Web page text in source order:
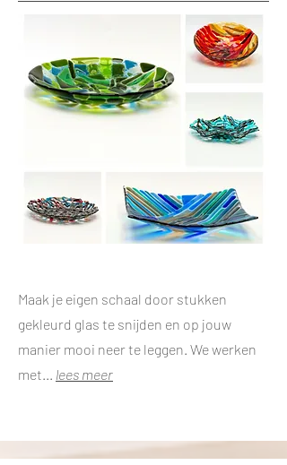
Maak je eigen schaal door stukken
gekleurd glas te snijden en op jouw
manier mooi neer te leggen. We werken
met... lees meer